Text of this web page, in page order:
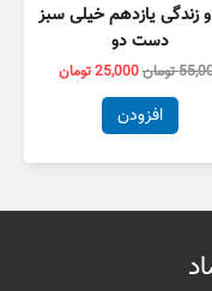
زندگی یازدهم خیلی سبز
دست دو
تومان25,000تومان
افزودن